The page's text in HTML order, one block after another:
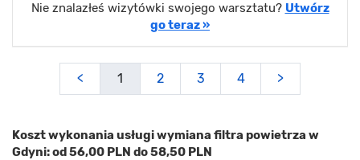
Nie znalazłeś wizytówki swojego warsztatu? Utwórz
go teraz »
< 1 2 3 4 >
Koszt wykonania usługi wymiana filtra powietrza w
Gdyni: od 56,00 PLN do 58,50 PLN